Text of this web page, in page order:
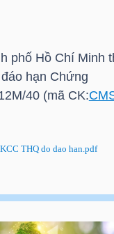
phố Hồ Chí Minh
hạn Chứng
40 (mã CK:
THQ do dao han.pdf
ký cuối cùng